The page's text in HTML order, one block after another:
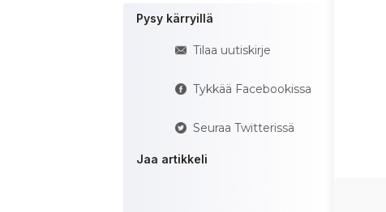
Pysy kärryillä
Tilaa uutiskirje
Tykkää Facebookissa
Seuraa Twitterissä
Jaa artikkeli